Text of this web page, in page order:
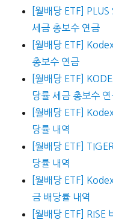
[월배당 ETF]
세금 총보수 연금
[월배당 ETF]
총보수 연금
[월배당 ETF]
당률 세금 총보수 연
[월배당 ETF]
당률 내역
[월배당 ETF]
당률 내역
[월배당 ETF]
금 배당률 내역
[월배당 ETF] RISE